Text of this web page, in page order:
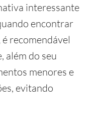
interessante
encontrar
recomendável
além do seu
menores e
evitando